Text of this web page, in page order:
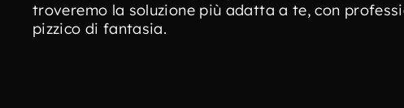
troveremo la soluzione più adatta a te, con
pizzico di fantasia.